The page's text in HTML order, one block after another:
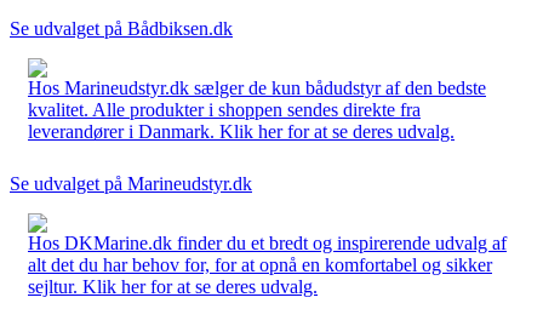
Se udvalget på Bådbiksen.dk
Hos Marineudstyr.dk sælger de kun bådudstyr af den bedste
kvalitet. Alle produkter i shoppen sendes direkte fra
leverandører i Danmark. Klik her for at se deres udvalg.
Se udvalget på Marineudstyr.dk
Hos DKMarine.dk finder du et bredt og inspirerende udvalg af
alt det du har behov for, for at opnå en komfortabel og sikker
sejltur. Klik her for at se deres udvalg.